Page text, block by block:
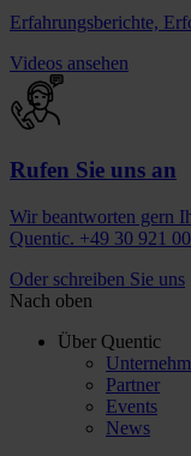
Erfahrungsberichte,
Videos ansehen
Rufen Sie uns an
Wir beantworten gern
Quentic. +49 30 921
Oder schreiben Sie uns
Nach oben
Über Quentic
Partner
Events
News